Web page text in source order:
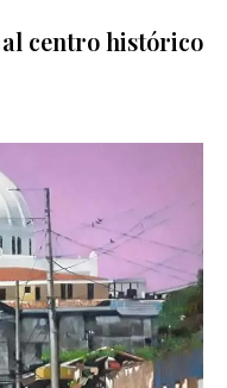
centro histórico